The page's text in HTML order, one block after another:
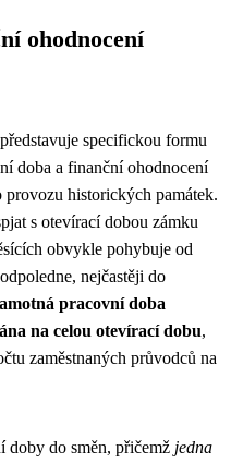
ohodnocení
specifickou formu
doba a finanční ohodnocení
historických památek.
s otevírací dobou zámku
obvykle pohybuje od
nejčastěji do
pracovní doba
na celou otevírací dobu,
zaměstnaných průvodců na
doby do směn, přičemž jedna